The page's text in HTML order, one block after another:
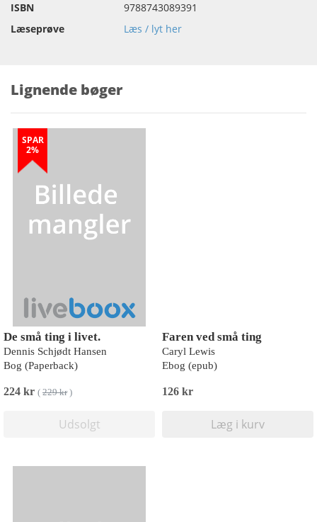
ISBN
9788743089391
Læseprøve
Læs / lyt her
Lignende bøger
SPAR
2%
De små ting i livet.
Dennis Schjødt Hansen
Bog (Paperback)
224 kr ( 229 kr)
Udsolgt
Faren ved små ting
Caryl Lewis
Ebog (epub)
126 kr
Læg i kurv